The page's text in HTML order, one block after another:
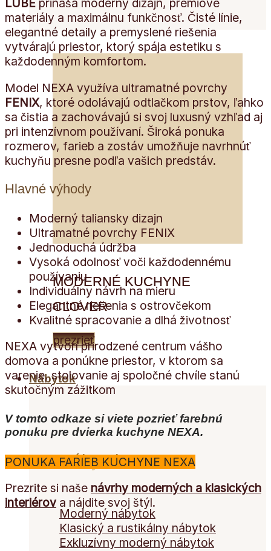
MODERNÉ KUCHYNE
CLOVER
prezrieť
Nábytok
Nábytok
Moderný nábytok
Klasický a rustikálny nábytok
Exkluzívny moderný nábytok
LUBE prináša moderný dizajn, prémiové
materiály a maximálnu funkčnosť. Čisté línie,
elegantné detaily a premyslené riešenia
vytvárajú priestor, ktorý spája estetiku s
každodenným komfortom.
Model NEXA využíva ultramatné povrchy
FENIX, ktoré odolávajú odtlačkom prstov, ľahko
sa čistia a zachovávajú si svoj luxusný vzhľad aj
pri intenzívnom používaní. Široká ponuka
rozmerov, farieb a zostáv umožňuje navrhnúť
kuchyňu presne podľa vašich predstáv.
Hlavné výhody
Moderný taliansky dizajn
Ultramatné povrchy FENIX
Jednoduchá údržba
Vysoká odolnosť voči každodennému
používaniu
Individuálny návrh na mieru
Elegantné riešenia s ostrovčekom
Kvalitné spracovanie a dlhá životnosť
NEXA vytvorí prirodzené centrum vášho
domova a ponúkne priestor, v ktorom sa
varenie, stolovanie aj spoločné chvíle stanú
skutočným zážitkom
V tomto odkaze si viete pozrieť farebnú
ponuku pre dvierka kuchyne NEXA.
PONUKA FARIEB KUCHYNE NEXA
Prezrite si naše návrhy moderných a klasických
interiérov a nájdite svoj štýl.